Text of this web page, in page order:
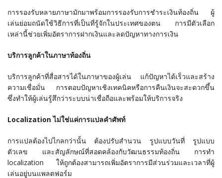
การรองรับหลายภาษามักมาพร้อมการรองรับการชำระเงินท้องถิ่น ผู้
เล่นย่อมถนัดใช้วิธีการที่เป็นที่รู้จักในประเทศของตน การมีตัวเลือก
เหล่านี้ช่วยเพิ่มอัตราการฝากเงินและลดปัญหาทางการเงิน
บริการลูกค้าในภาษาท้องถิ่น
บริการลูกค้าที่สื่อสารได้ในภาษาของผู้เล่น แก้ปัญหาได้เร็วและสร้าง
ความเชื่อมั่น การตอบปัญหาเชิงเทคนิคหรือการคืนเงินจะสะดวกขึ้น
ซึ่งทำให้ผู้เล่นรู้สึกว่าระบบน่าเชื่อถือและพร้อมให้บริการจริง
Localization ไม่ใช่แค่การแปลคำศัพท์
การแปลต้องไปไกลกว่านั้น ต้องปรับสำนวน รูปแบบวันที่ รูปแบบ
ตัวเลข และสัญลักษณ์ที่สอดคล้องกับวัฒนธรรมท้องถิ่น การทำ
localization ให้ถูกต้องสามารถเพิ่มอัตราการมีส่วนร่วมและเวลาที่ผู้
เล่นอยู่บนแพลตฟอร์ม